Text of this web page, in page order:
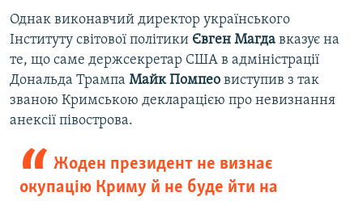
Однак виконавчий директор українського
Інституту світової політики Євген Магда вказує на
те, що саме держсекретар США в адміністрації
Дональда Трампа Майк Помпео виступив з так
званою Кримською декларацією про невизнання
анексії півострова.
Жоден президент не визнає
окупацію Криму й не буде йти на